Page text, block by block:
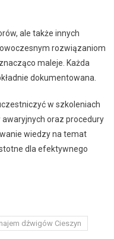
ale także innych
rozwiązaniom
maleje. Każda
dokumentowana.
w szkoleniach
awaryjnych oraz procedury
wiedzy na temat
dla efektywnego
dźwigów Cieszyn